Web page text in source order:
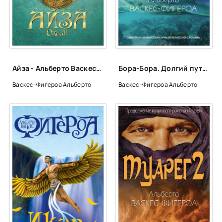
024
025
026
030
031
032
033
035
036
037
Айза - Альберто Васкес-Фигероа
Васкес-Фигероа Альберто
Бора-Бора. Долгий путь домой - Альберто Васкес-Фигероа
Васкес-Фигероа Альберто